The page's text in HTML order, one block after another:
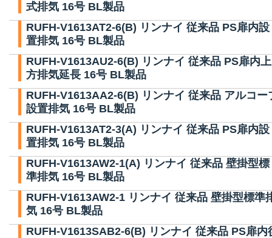
式排気 16号 BL製品
RUFH-V1613AT2-6(B) リンナイ 従来品 PS扉内設
置排気 16号 BL製品
RUFH-V1613AU2-6(B) リンナイ 従来品 PS扉内上
方排気延長 16号 BL製品
RUFH-V1613AA2-6(B) リンナイ 従来品 アルコー
設置排気 16号 BL製品
RUFH-V1613AT2-3(A) リンナイ 従来品 PS扉内設
置排気 16号 BL製品
RUFH-V1613AW2-1(A) リンナイ 従来品 壁掛型標
準排気 16号 BL製品
RUFH-V1613AW2-1 リンナイ 従来品 壁掛型標準
気 16号 BL製品
RUFH-V1613SAB2-6(B) リンナイ 従来品 PS扉内